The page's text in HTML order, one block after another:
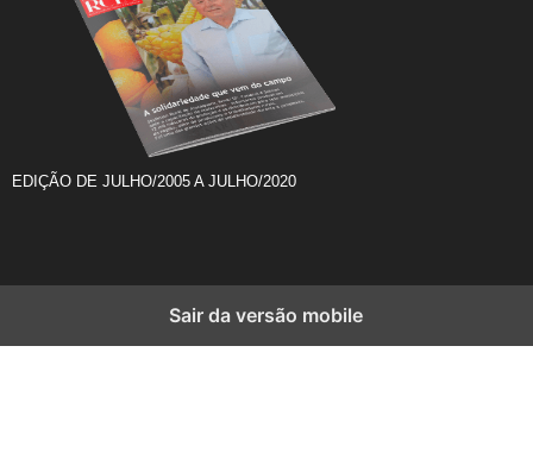
EDIÇÃO DE JULHO/2005 A JULHO/2020
Sair da versão mobile